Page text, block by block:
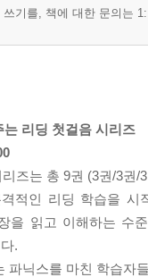
기를, 책에 대한 문의는
리딩 첫걸음 시리즈
즈는 총 9권 (3권/3
적인 리딩 학습을
을 읽고 이해하는 수
.
파닉스를 마친 학습자